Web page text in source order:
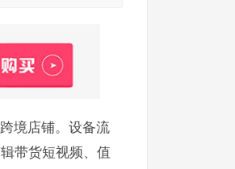
境店铺。设备流
带货短视频、值